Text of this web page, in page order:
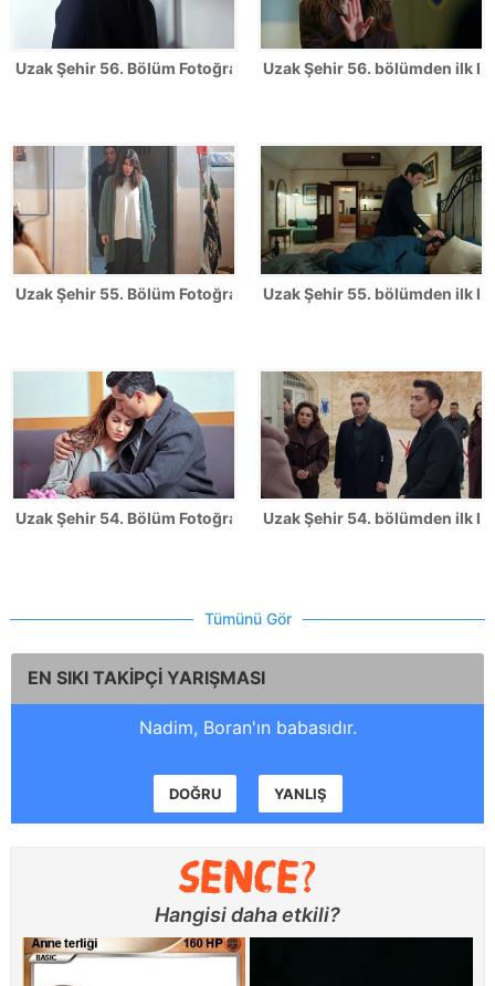
Uzak Şehir 56. Bölüm FotoğraflarıUzak Şehir 56. bölümden ilk
Uzak Şehir 55. Bölüm FotoğraflarıUzak Şehir 55. bölümden ilk
Uzak Şehir 54. Bölüm FotoğraflarıUzak Şehir 54. bölümden ilk
Tümünü Gör
EN SIKI TAKİPÇİ YARIŞMASI
Nadim, Boran'ın babasıdır.
DOĞRU YANLIŞ
Hangisi daha etkili?